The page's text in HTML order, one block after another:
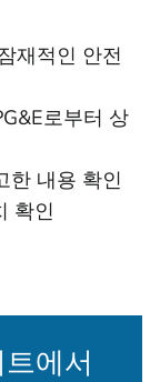
재적인 안전
로부터 상
한 내용 확인
확인
에서